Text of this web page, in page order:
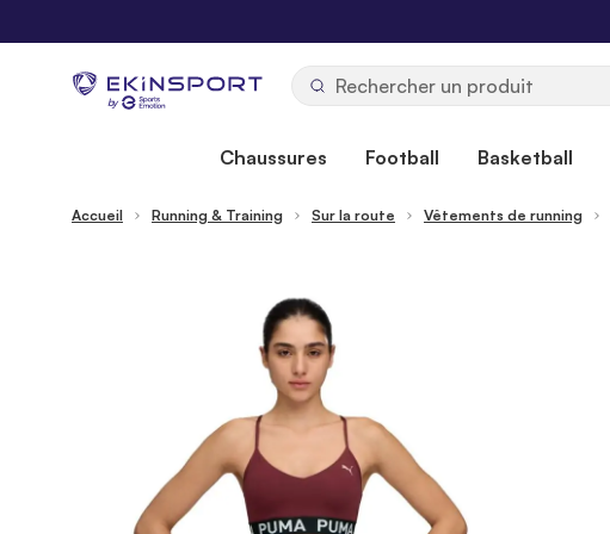
by
Chaussures Football Basketball
Accueil Running & Training Sur la route Vêtements de running